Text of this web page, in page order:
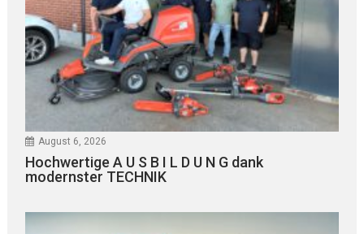
August 6, 2026
Hochwertige A U S B I L D U N G dank
modernster TECHNIK